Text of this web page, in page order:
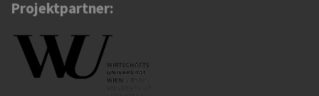
Projektpartner: